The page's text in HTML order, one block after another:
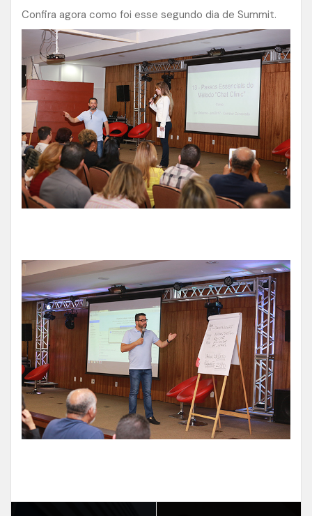
Confira agora como foi esse segundo dia de Summit.